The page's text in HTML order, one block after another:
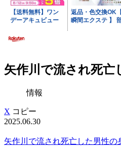
矢作川で流され死亡
情報
X コピー
2025.06.30
矢作川で流され死亡した男性の